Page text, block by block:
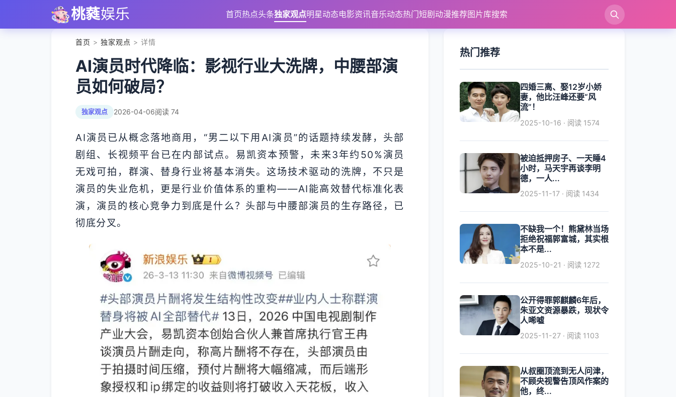
桃蕤娱乐 首页热点头条独家观点明星动态电影资讯音乐动态热门短剧 动漫推荐图片库搜索
首页 > 独家观点 > 详情
AI演员时代降临：影视行业大洗牌，中腰部演
员如何破局？
独家观点 2026-04-06阅读 74
AI演员已从概念落地商用，“男二以下用AI演员”的话题持续发酵，头部
剧组、长视频平台已在内部试点。易凯资本预警，未来3年约50%演员
无戏可拍，群演、替身行业将基本消失。这场技术驱动的洗牌，不只是
演员的失业危机，更是行业价值体系的重构——AI能高效替代标准化表
演，演员的核心竞争力到底是什么？头部与中腰部演员的生存路径，已
彻底分叉。
热门推荐
四婚三离、娶12岁小娇
妻，他比汪峰还要“风
流”！
2025-10-16 · 阅读 1574
被迫抵押房子、一天睡4
小时，马天宇再谈李明
德，一人...
2025-11-17 · 阅读 1434
不缺我一个！熊黛林当场
拒绝祝福郭富城，其实根
本不是...
2025-10-21 · 阅读 1272
公开得罪郭麒麟6年后，
朱亚文资源暴跌，现状令
人唏嘘
2025-11-27 · 阅读 1103
从叔圈顶流到无人问津，
不顾央视警告顶风作案的
他，终...